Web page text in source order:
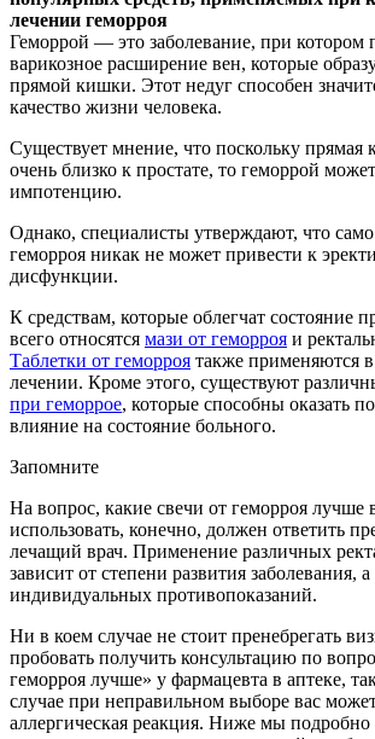
Геморрой — это заболевание, при котором
варикозное расширение вен, которые
прямой кишки. Этот недуг способен
качество жизни человека.
Существует мнение, что поскольку прямая
очень близко к простате, то геморрой
импотенцию.
Однако, специалисты утверждают, что
геморроя никак не может привести к
дисфункции.
К средствам, которые облегчат состояние
всего относятся мази от геморроя и
Таблетки от геморроя также применяются
лечении. Кроме этого, существуют
при геморрое, которые способны оказать
влияние на состояние больного.
Запомните
На вопрос, какие свечи от геморроя лучше
использовать, конечно, должен ответить
лечащий врач. Применение различных
зависит от степени развития заболевания,
индивидуальных противопоказаний.
Ни в коем случае не стоит пренебрегать
пробовать получить консультацию по
геморроя лучше» у фармацевта в аптеке,
случае при неправильном выборе вас
аллергическая реакция. Ниже мы подробно